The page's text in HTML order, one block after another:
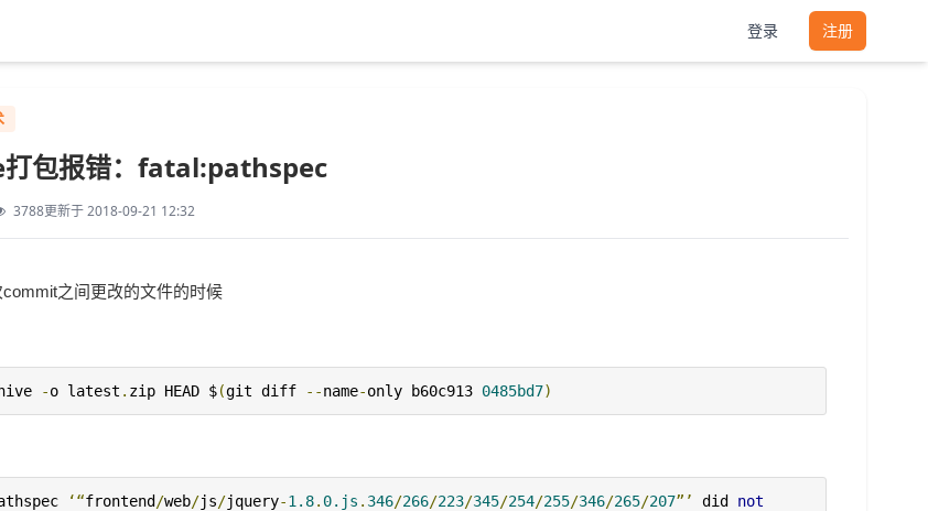
登录 注册
包报错：fatal:pathspec
3788更新于 2018-09-21 12:32
之间更改的文件的时候
-o latest . zip HEAD $(git diff --name-only b60c913 0485bd7)
‘“frontend /web/js/jquery-1.8. 0.js . 346/266/223/345/254/255/346/265/207”’ did not